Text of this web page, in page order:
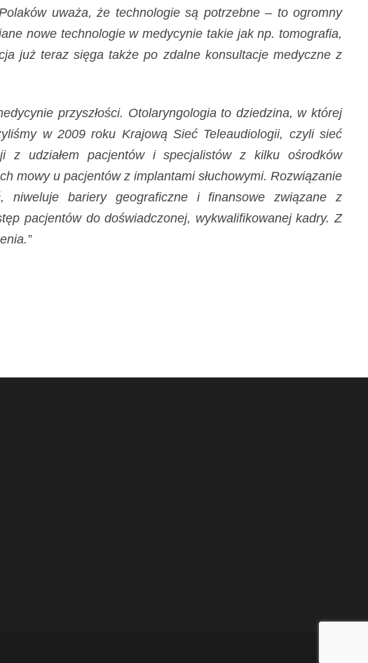
uważa, że technologie są potrzebne – to ogromny
nowe technologie w medycynie takie jak np. tomografia,
już teraz sięga także po zdalne konsultacje medyczne z
przyszłości. Otolaryngologia to dziedzina, w której
w 2009 roku Krajową Sieć Teleaudiologii, czyli sieć
z udziałem pacjentów i specjalistów z kilku ośrodków
mowy u pacjentów z implantami słuchowymi. Rozwiązanie
niweluje bariery geograficzne i finansowe związane z
pacjentów do doświadczonej, wykwalifikowanej kadry. Z